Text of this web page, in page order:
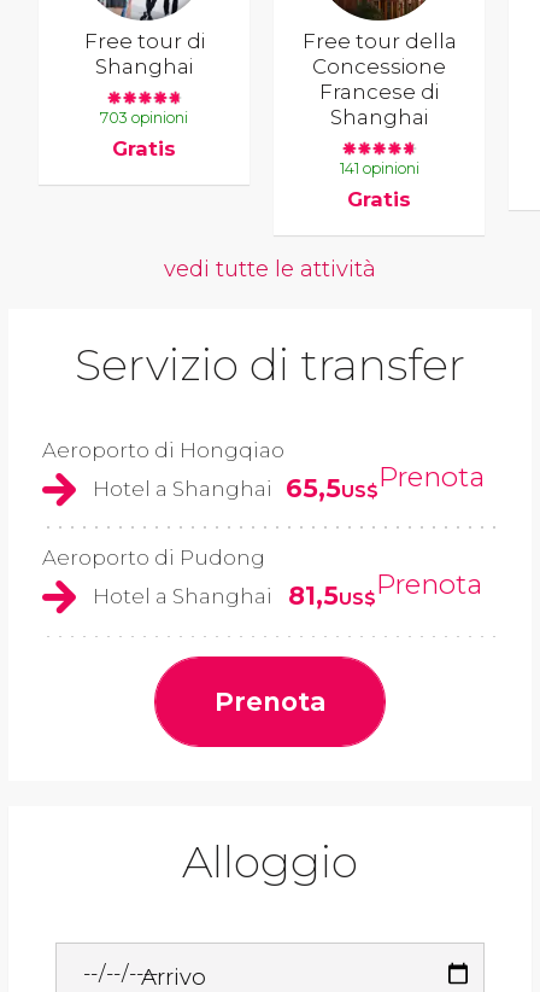
Free tour di
Shanghai
703 opinioni
Gratis
Free tour della
Concessione
Francese di
Shanghai
141 opinioni
Gratis
vedi tutte le attività
Servizio di transfer
Aeroporto di Hongqiao
Hotel a Shanghai
65,5US$Prenota
Aeroporto di Pudong
Hotel a Shanghai
81,5US$Prenota
Prenota
Alloggio
Arrivo